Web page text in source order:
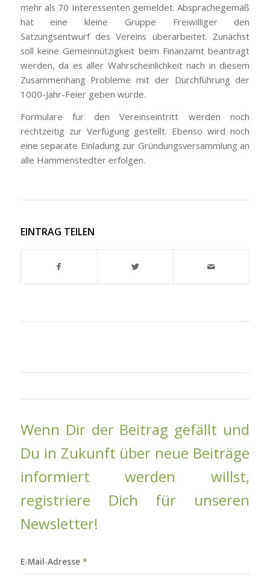
mehr als 70 Interessenten gemeldet. Absprachegemäß
hat eine kleine Gruppe Freiwilliger den
Satzungsentwurf des Vereins überarbeitet. Zunächst
soll keine Gemeinnützigkeit beim Finanzamt beantragt
werden, da es aller Wahrscheinlichkeit nach in diesem
Zusammenhang Probleme mit der Durchführung der
1000-Jahr-Feier geben würde.
Formulare für den Vereinseintritt werden noch
rechtzeitig zur Verfügung gestellt. Ebenso wird noch
eine separate Einladung zur Gründungsversammlung an
alle Hammenstedter erfolgen.
EINTRAG TEILEN
Wenn Dir der Beitrag gefällt und
Du in Zukunft über neue Beiträge
informiert werden willst,
registriere Dich für unseren
Newsletter!
E-Mail-Adresse *